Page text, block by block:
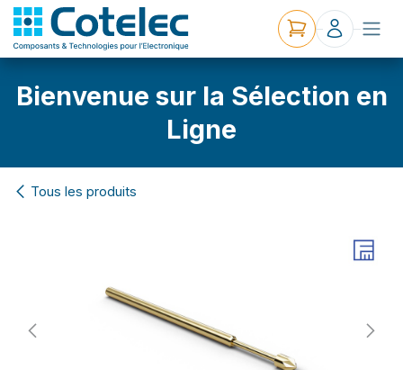
Bienvenue sur la Sélection en
Ligne
Tous les produits